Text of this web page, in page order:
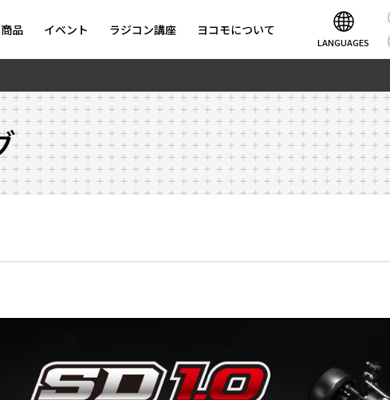
商品 イベント ラジコン講座 ヨコモについて
LANGUAGES